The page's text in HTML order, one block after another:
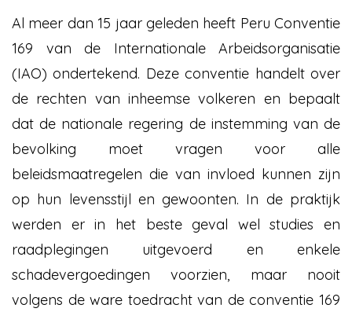
Al meer dan 15 jaar geleden heeft Peru Conventie
169 van de Internationale Arbeidsorganisatie
(IAO) ondertekend. Deze conventie handelt over
de rechten van inheemse volkeren en bepaalt
dat de nationale regering de instemming van de
bevolking moet vragen voor alle
beleidsmaatregelen die van invloed kunnen zijn
op hun levensstijl en gewoonten. In de praktijk
werden er in het beste geval wel studies en
raadplegingen uitgevoerd en enkele
schadevergoedingen voorzien, maar nooit
volgens de ware toedracht van de conventie 169